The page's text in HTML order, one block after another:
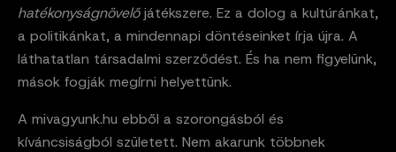
hatékonyságnövelőjátékszere. Ez a dolog a kultúránkat,
a politikánkat, a mindennapi döntéseinket írja újra. A
láthatatlan társadalmi szerződést. És ha nem figyelünk,
mások fogják megírni helyettünk.
A mivagyunk.hu ebből a szorongásból és
kíváncsiságból született. Nem akarunk többnek